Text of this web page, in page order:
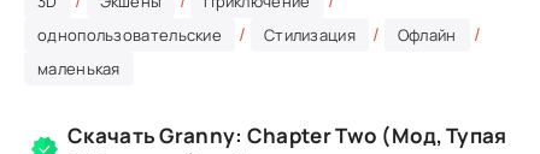
однопользовательские / Стилизация / Офлайн /
маленькая
Скачать Granny: Chapter Two (Мод, Тупая